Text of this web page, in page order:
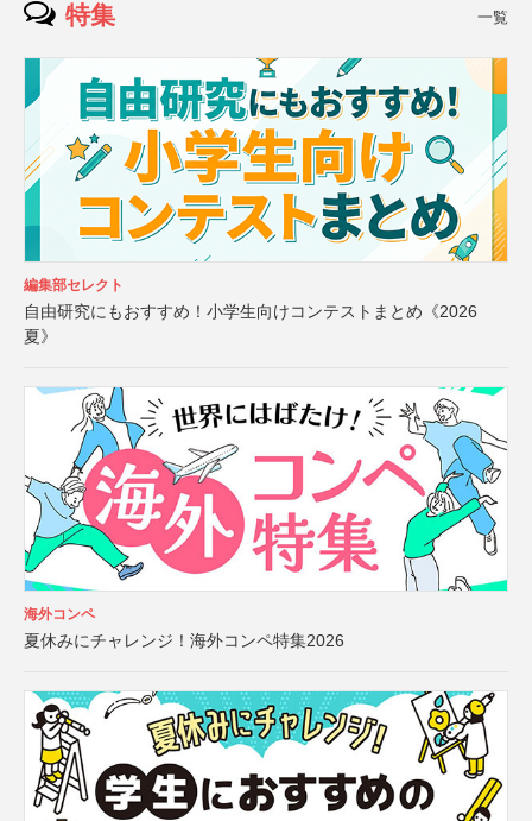
特集 一覧
編集部セレクト
自由研究にもおすすめ！小学生向けコンテストまとめ《2026
夏》
海外コンペ
夏休みにチャレンジ！海外コンペ特集2026